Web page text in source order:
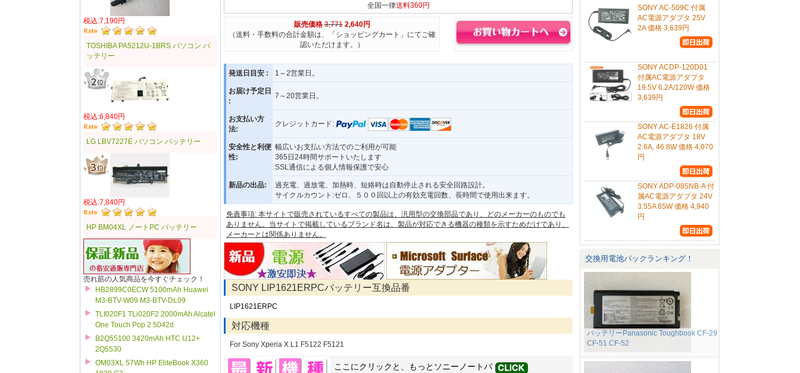
税込:7,190円
TOSHIBA PA5212U-1BRS パソコン バ
ッテリー
税込:6,840円
LG LBV7227E パソコン バッテリー
税込:7,840円
HP BM04XL ノートPC バッテリー
売れ筋の人気商品を今すぐチェック！
HB2899C0ECW 5100mAh Huawei
M3-BTV-W09 M3-BTV-DL09
TLI020F1 TLi020F2 2000mAh Alcatel
One Touch Pop 2 5042d
B2Q55100 3420mAh HTC U12+
2Q5530
OM03XL 57Wh HP EliteBook X360
全国一律送料360円
販売価格 3,771 2,640円
（送料・手数料の合計金額は、「ショッピングカート」にてご確
認いただけます。）
発送日目安 : 1～2営業日。
お届け予定日
:
7～20営業日。
お支払い方
法:
クレジットカード:
安全性と利便
性:
幅広いお支払い方法でのご利用が可能
365日24時間サポートいたします
SSL通信による個人情報保護で安心
新品の出品:
過充電、過放電、加熱時、短絡時は自動停止される安全回路設計。
サイクルカウント:ゼロ、５００回以上の有効充電回数、長時間で使用出来ます。
免責事項: 本サイトで販売されているすべての製品は、汎用型の交換部品であり、どのメーカーのものでも
ありません。当サイトで掲載しているブランド名は、製品が対応できる機器の種類を示すためだけであり、
メーカーとは関係ありません。
SONY LIP1621ERPCバッテリー互換品番
LIP1621ERPC
対応機種
For Sony Xperia X L1 F5122 F5121
ここにクリックと、もっと ソニー ノートパ
SONY AC-509C 付属
AC電源アダプタ 25V
2A 価格 3,639円
SONY ACDP-120D01
付属AC電源アダプタ
19.5V 6.2A/120W 価格
3,639円
SONY AC-E1826 付属
AC電源アダプタ 18V
2.6A, 46.8W 価格 4,070
円
SONY ADP-085NB-A 付
属AC電源アダプタ 24V
3.55A 85W 価格 4,940
円
交換用電池パックランキング！
バッテリーPanasonic Toughbook CF-29
CF-51 CF-52